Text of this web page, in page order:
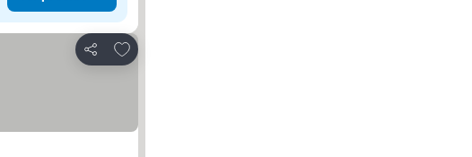
Compartir
Agregar a favoritos